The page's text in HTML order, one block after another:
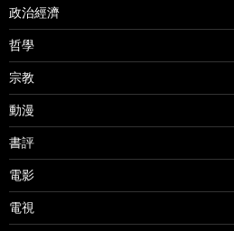
政治經濟
哲學
宗教
動漫
書評
電影
電視